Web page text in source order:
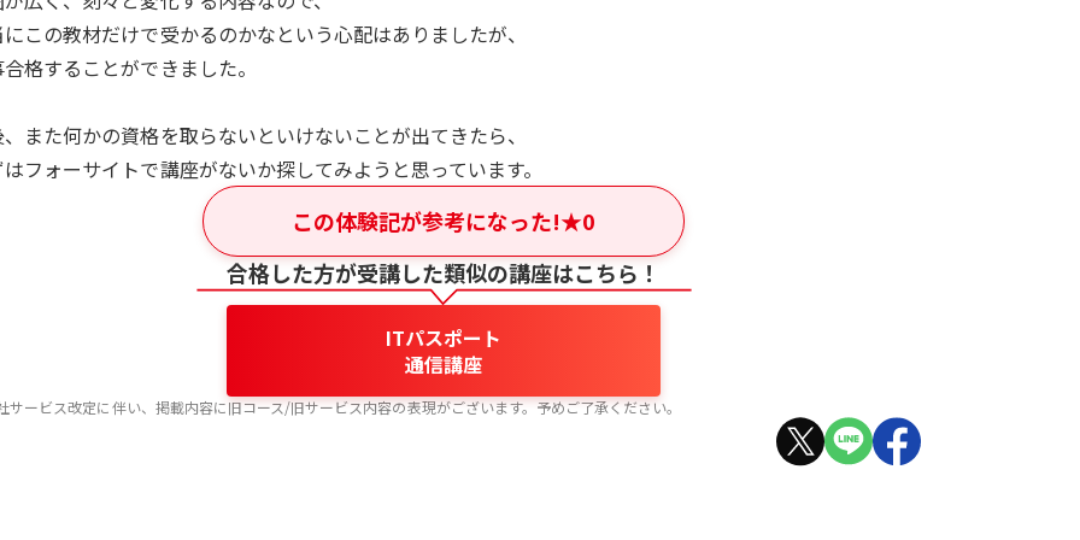
この教材だけで受かるのかなという心配はありましたが、
格することができました。
また何かの資格を取らないといけないことが出てきたら、
はフォーサイトで講座がないか探してみようと思っています。
この体験記が参考になった!★0
合格した方が受講した類似の講座はこちら！
ITパスポート
通信講座
サービス改定に伴い、掲載内容に旧コース/旧サービス内容の表現がございます。予めご了承ください。